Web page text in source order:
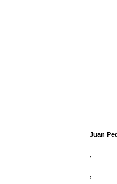
Juan
,
,